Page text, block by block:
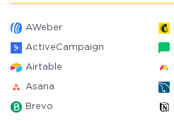
AWeber
ActiveCampaign
Airtable
Asana
Brevo